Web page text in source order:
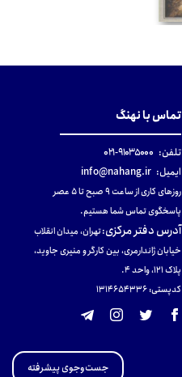
تماس با نهنگ
تلفن: ۹۱۰۳۵۰۰۰-۰۲۱
ایمیل: info@nahang.ir
روزهای کاری از ساعت ۹ صبح تا ۵ عصر
پاسخگوی تماس شما هستیم.
آدرس دفتر مرکزی:تهران، میدان انقلاب
خیابان ژاندارمری، بین کارگر و منیری جاوید،
پلاک 121، واحد ۴.
کدپستی: 131465433۶
جست‌وجوی پیشرفته